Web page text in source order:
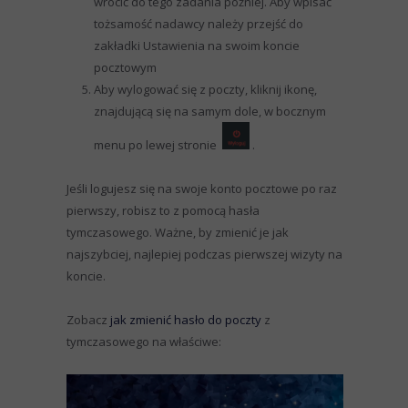
tożsamość nadawcy należy przejść do
zakładki Ustawienia na swoim koncie
pocztowym
Aby wylogować się z poczty, kliknij ikonę,
znajdującą się na samym dole, w bocznym
menu po lewej stronie .
Jeśli logujesz się na swoje konto pocztowe po raz
pierwszy, robisz to z pomocą hasła
tymczasowego. Ważne, by zmienić je jak
najszybciej, najlepiej podczas pierwszej wizyty na
koncie.
Zobacz jak zmienić hasło do poczty z
tymczasowego na właściwe: